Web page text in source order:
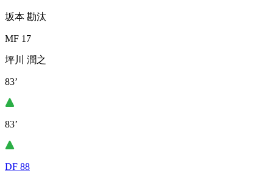
坂本 勘汰
MF 17
坪川 潤之
83’
83’
DF 88